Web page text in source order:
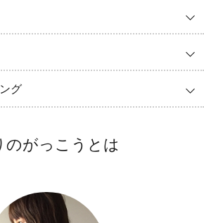
グ
のがっこうとは